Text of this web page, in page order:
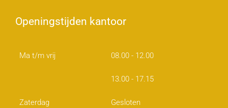
Openingstijden kantoor
Ma t/m vrij 08.00 - 12.00
13.00 - 17.15
Zaterdag Gesloten